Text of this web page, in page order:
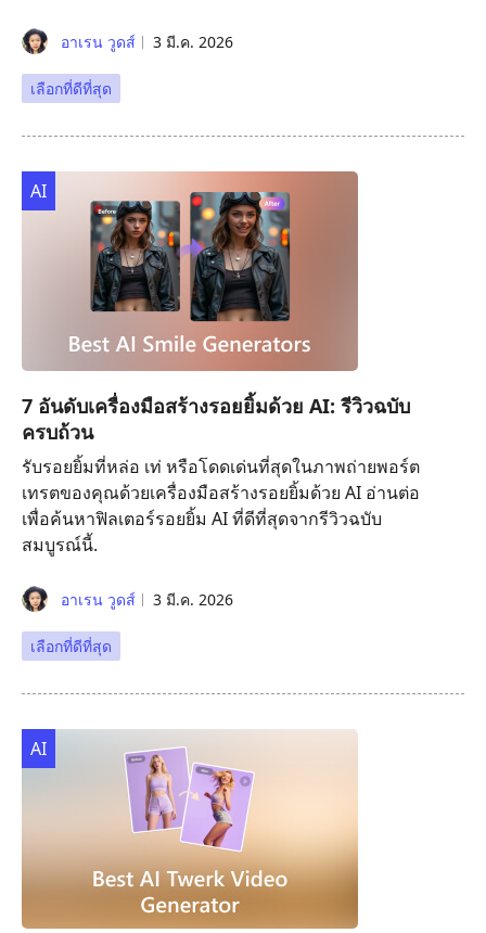
อาเรน วูดส์ 3 มี.ค. 2026
เลือกที่ดีที่สุด
AI
7 อันดับเครื่องมือสร้างรอยยิ้มด้วย AI: รีวิวฉบับ
ครบถ้วน
รับรอยยิ้มที่หล่อ เท่ หรือโดดเด่นที่สุดในภาพถ่ายพอร์ต
เทรตของคุณด้วยเครื่องมือสร้างรอยยิ้มด้วย AI อ่านต่อ
เพื่อค้นหาฟิลเตอร์รอยยิ้ม AI ที่ดีที่สุดจากรีวิวฉบับ
สมบูรณ์นี้.
อาเรน วูดส์ 3 มี.ค. 2026
เลือกที่ดีที่สุด
AI